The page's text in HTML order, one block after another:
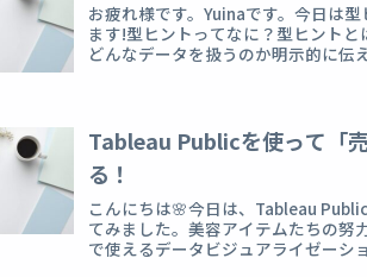
お疲れ様です。Yuinaです。今日は
ます!型ヒントってなに？型ヒントと
どんなデータを扱うのか明示的に
Tableau Publicを使って「
る！
こんにちは🌸今日は、Tableau
てみました。美容アイテムたちの
で使えるデータビジュアライゼーシ